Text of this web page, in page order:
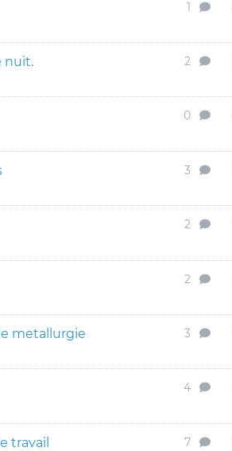
1
nuit. 2
0
3
2
2
metallurgie 3
4
travail 7